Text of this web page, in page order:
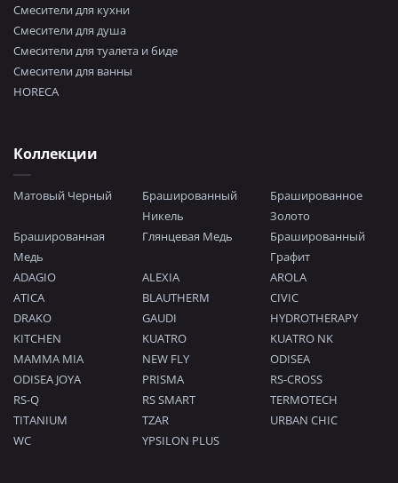
Смесители для кухни
Смесители для душа
Смесители для туалета и биде
Смесители для ванны
HORECA
Коллекции
Матовый Черный
Брашированный
Никель
Брашированное
Золото
Брашированная
Медь
Глянцевая Медь
Брашированный
Графит
ADAGIO
ALEXIA
AROLA
ATICA
BLAUTHERM
CIVIC
DRAKO
GAUDI
HYDROTHERAPY
KITCHEN
KUATRO
KUATRO NK
MAMMA MIA
NEW FLY
ODISEA
ODISEA JOYA
PRISMA
RS-CROSS
RS-Q
RS SMART
TERMOTECH
TITANIUM
TZAR
URBAN CHIC
WC
YPSILON PLUS